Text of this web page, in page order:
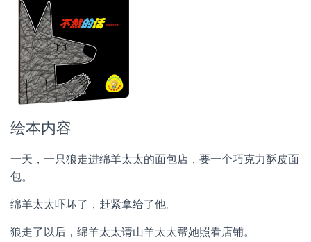
绘本内容
一天，一只狼走进绵羊太太的面包店，要一个巧克力酥皮面
包。
绵羊太太吓坏了，赶紧拿给了他。
狼走了以后，绵羊太太请山羊太太帮她照看店铺。